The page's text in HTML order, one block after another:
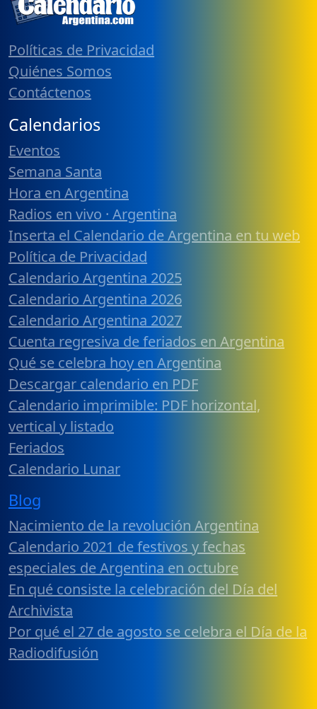
Políticas de Privacidad
Quiénes Somos
Contáctenos
Calendarios
Eventos
Semana Santa
Hora en Argentina
Radios en vivo · Argentina
Inserta el Calendario de Argentina en tu web
Política de Privacidad
Calendario Argentina 2025
Calendario Argentina 2026
Calendario Argentina 2027
Cuenta regresiva de feriados en Argentina
Qué se celebra hoy en Argentina
Descargar calendario en PDF
Calendario imprimible: PDF horizontal,
vertical y listado
Feriados
Calendario Lunar
Blog
Nacimiento de la revolución Argentina
Calendario 2021 de festivos y fechas
especiales de Argentina en octubre
En qué consiste la celebración del Día del
Archivista
Por qué el 27 de agosto se celebra el Día de la
Radiodifusión